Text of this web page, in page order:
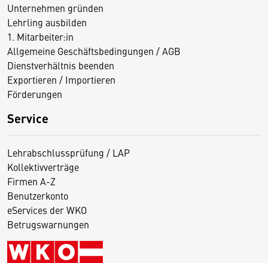
Unternehmen gründen
Lehrling ausbilden
1. Mitarbeiter:in
Allgemeine Geschäftsbedingungen / AGB
Dienstverhältnis beenden
Exportieren / Importieren
Förderungen
Service
Lehrabschlussprüfung / LAP
Kollektivverträge
Firmen A-Z
Benutzerkonto
eServices der WKO
Betrugswarnungen